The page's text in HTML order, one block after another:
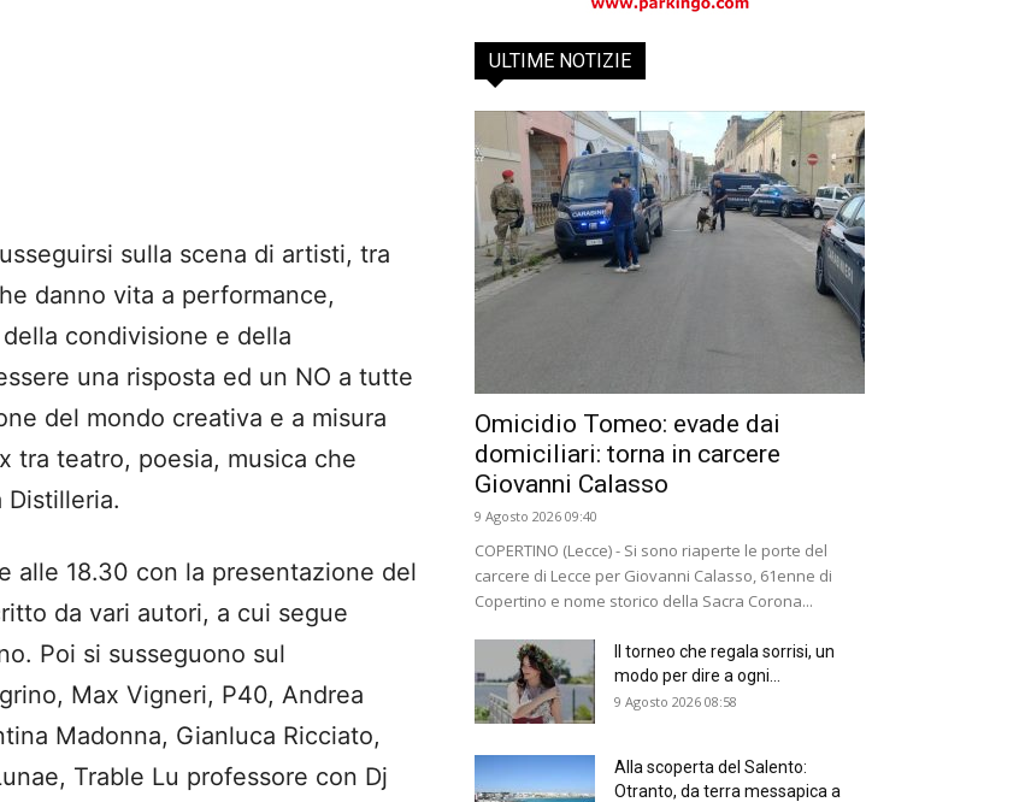
sulla scena di artisti, tra
danno vita a performance,
condivisione e della
una risposta ed un NO a tutte
del mondo creativa e a misura
tra teatro, poesia, musica che
alle 18.30 con la presentazione del
da vari autori, a cui segue
Poi si susseguono sul
Max Vigneri, P40, Andrea
Madonna, Gianluca Ricciato,
Trable Lu professore con Dj
ULTIME NOTIZIE
Omicidio Tomeo: evade dai
domiciliari: torna in carcere
Giovanni Calasso
9 Agosto 2026 09:40
COPERTINO (Lecce) - Si sono riaperte le porte del
carcere di Lecce per Giovanni Calasso, 61enne di
Copertino e nome storico della Sacra Corona...
Il torneo che regala sorrisi, un
modo per dire a ogni...
9 Agosto 2026 08:58
Alla scoperta del Salento:
Otranto, da terra messapica a